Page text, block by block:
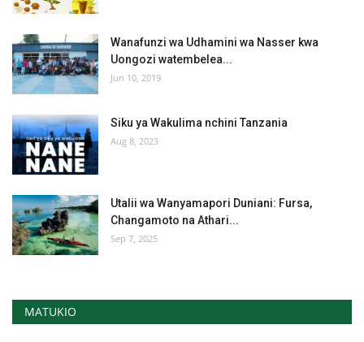
Wanafunzi wa Udhamini wa Nasser kwa
Uongozi watembelea...
Jun 10, 2019
Siku ya Wakulima nchini Tanzania
Aug 8, 2023
Utalii wa Wanyamapori Duniani: Fursa,
Changamoto na Athari...
Sep 7, 2025
MATUKIO